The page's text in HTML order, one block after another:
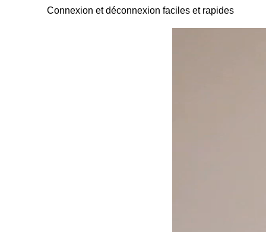
Connexion et déconnexion faciles et rapides